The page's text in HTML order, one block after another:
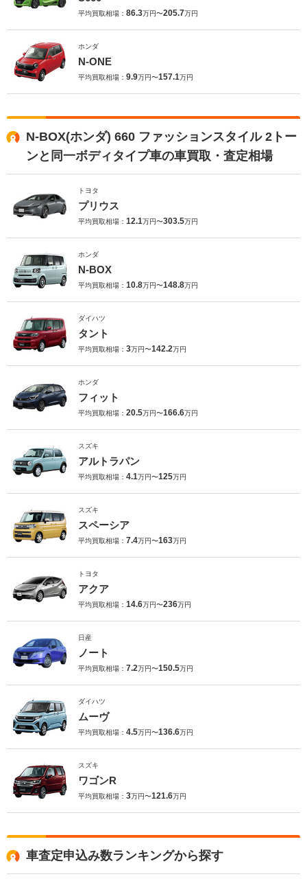
平均買取相場： 86.3万円〜205.7万円
ホンダ
N-ONE
平均買取相場： 9.9万円〜157.1万円
N-BOX(ホンダ) 660 ファッションスタイル 2トー
ンと同一ボディタイプ車の車買取・査定相場
トヨタ
プリウス
平均買取相場： 12.1万円〜303.5万円
ホンダ
N-BOX
平均買取相場： 10.8万円〜148.8万円
ダイハツ
タント
平均買取相場： 3万円〜142.2万円
ホンダ
フィット
平均買取相場： 20.5万円〜166.6万円
スズキ
アルトラパン
平均買取相場： 4.1万円〜125万円
スズキ
スペーシア
平均買取相場： 7.4万円〜163万円
トヨタ
アクア
平均買取相場： 14.6万円〜236万円
日産
ノート
平均買取相場： 7.2万円〜150.5万円
ダイハツ
ムーヴ
平均買取相場： 4.5万円〜136.6万円
スズキ
ワゴンR
平均買取相場： 3万円〜121.6万円
車査定申込み数ランキングから探す